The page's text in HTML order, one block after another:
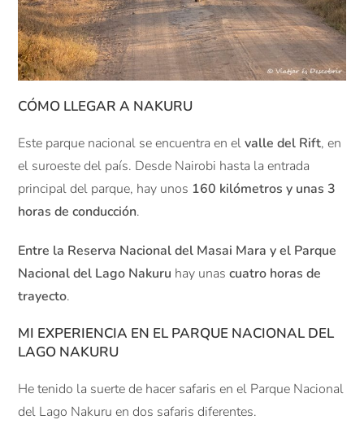
CÓMO LLEGAR A NAKURU
Este parque nacional se encuentra en elvalle del Rift, en
el suroeste del país. Desde Nairobi hasta la entrada
principal del parque, hay unos 160 kilómetros y unas 3
horas de conducción.
Entre la Reserva Nacional del Masai Mara y el Parque
Nacional del Lago Nakuru hay unascuatro horas de
trayecto.
MI EXPERIENCIA EN EL PARQUE NACIONAL DEL
LAGO NAKURU
He tenido la suerte de hacer safaris en el Parque Nacional
del Lago Nakuru en dos safaris diferentes.